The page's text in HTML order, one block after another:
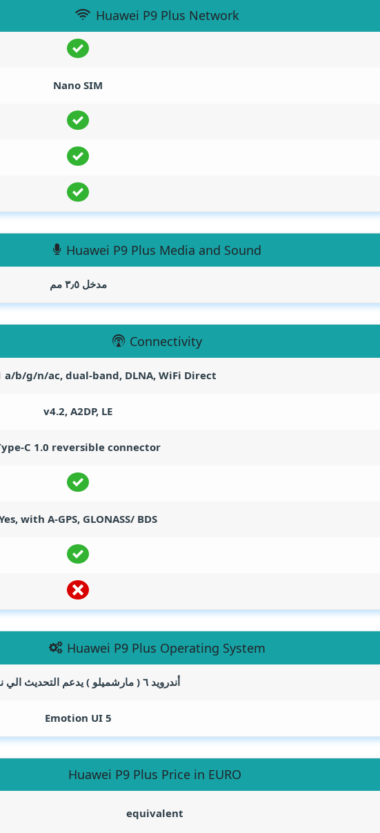
Huawei P9 Plus Network
Nano SIM
Huawei P9 Plus Media and Sound
مدخل ٣٫٥ مم
Connectivity
a/b/g/n/ac, dual-band, DLNA, WiFi Direct
v4.2, A2DP, LE
C 1.0 reversible connector
with A-GPS, GLONASS/ BDS
Huawei P9 Plus Operating System
أندرويد ٦ ( مارشميلو ) يدعم التحديث الي نوجا 7
Emotion UI 5
Huawei P9 Plus Price in EURO
equivalent